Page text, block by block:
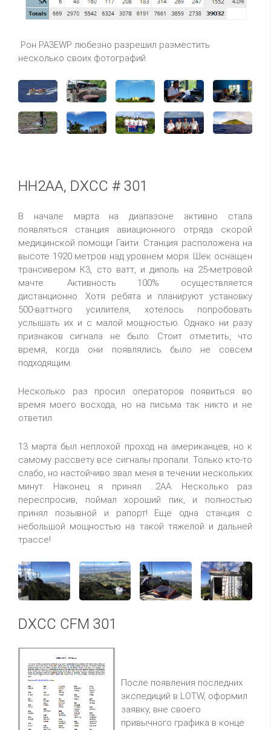
Рон PA3EWP любезно разрешил разместить
несколько своих фотографий.
HH2AA, DXCC # 301
В начале марта на диапазоне активно стала
появляться станция авиационного отряда скорой
медицинской помощи Гаити. Станция расположена на
высоте 1920 метров над уровнем моря. Шек оснащен
трансивером К3, сто ватт, и диполь на 25-метровой
мачте. Активность 100% осуществляется
дистанционно. Хотя ребята и планируют установку
500-ваттного усилителя, хотелось попробовать
услышать их и с малой мощностью. Однако ни разу
признаков сигнала не было. Стоит отметить, что
время, когда они появлялись было не совсем
подходящим.
Несколько раз просил операторов появиться во
время моего восхода, но на письма так никто и не
ответил.
13 марта был неплохой проход на американцев, но к
самому рассвету все сигналы пропали. Только кто-то
слабо, но настойчиво звал меня в течении нескольких
минут. Наконец я принял ...2AA. Несколько раз
переспросив, поймал хороший пик, и полностью
принял позывной и рапорт! Еще одна станция с
небольшой мощностью на такой тяжелой и дальней
трассе!
DXCC CFM 301
После появления последних
экспедиций в LOTW, оформил
заявку, вне своего
привычного графика в конце